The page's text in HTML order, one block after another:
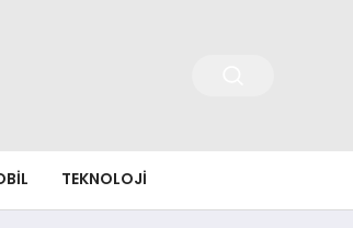
TEKNOLOJI